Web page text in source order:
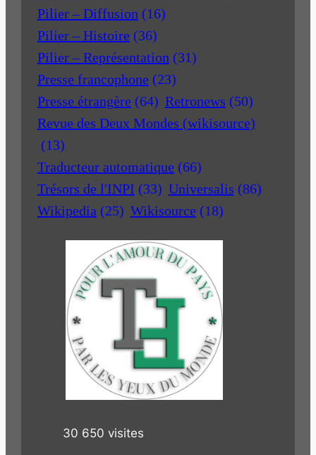
Pilier – Diffusion (16)
Pilier – Histoire (36)
Pilier – Représentation (31)
Presse francophone (23)
Presse étrangère (64) Retronews (50)
Revue des Deux Mondes (wikisource)
(13)
Traducteur automatique (66)
Trésors de l'INPI (33) Universalis (86)
Wikipedia (25) Wikisource (18)
30 650 visites